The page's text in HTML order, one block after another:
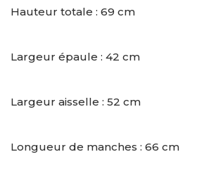
Hauteur totale : 69 cm
Largeur épaule : 42 cm
Largeur aisselle : 52 cm
Longueur de manches : 66 cm